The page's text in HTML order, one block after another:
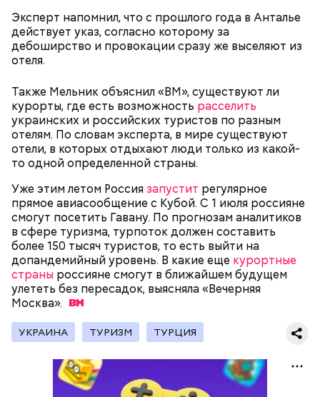
Эксперт напомнил, что с прошлого года в Анталье
действует указ, согласно которому за
дебоширство и провокации сразу же выселяют из
отеля.
Также Мельник объяснил «ВМ», существуют ли
курорты, где есть возможность расселить
украинских и российских туристов по разным
отелям. По словам эксперта, в мире существуют
отели, в которых отдыхают люди только из какой-
то одной определенной страны.
Уже этим летом Россиязапустит регулярное
прямое авиасообщение с Кубой. С 1 июля россияне
смогут посетить Гавану. По прогнозам аналитиков
в сфере туризма, турпоток должен составить
более 150 тысяч туристов, то есть выйти на
допандемийный уровень. В какие еще курортные
страны россияне смогут в ближайшем будущем
улететь без пересадок, выясняла «Вечерняя
Москва».
УКРАИНА ТУРИЗМ ТУРЦИЯ
Поляков предупредил: не стоит собирать грибы у
обочин дорог или рядом с промышленными
предприятиями, так как они могут накапливать в
себе токсические вещества.
Вернет молодость и снизит
воспаление: диетолог Писарева
рассказала о пользе черники
жареном, вареном, тушеном, сушеном и соленом.
Однако с точки зрения пользы лучше отдать
предпочтение маринованным, соленым и тушеным
вариациям, — посоветовал эндокринолог.
— Может пробить заряд на человека. Нужно вести
себя очень осторожно, будто увидели дикого
«Новым рекордам — быть»: как
активность Эль-Ниньо может
отразиться на предстоящем лете
в России
По его словам, молния может распасться, улететь
или просто погаснуть. Однако есть риск, что она
может и взорваться.